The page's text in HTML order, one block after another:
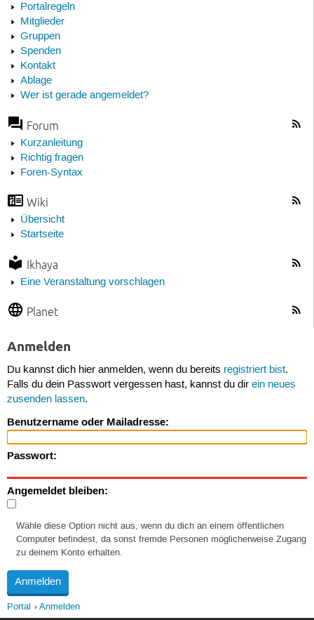
Portalregeln
Mitglieder
Gruppen
Spenden
Kontakt
Ablage
Wer ist gerade angemeldet?
Forum
Kurzanleitung
Richtig fragen
Foren-Syntax
Wiki
Übersicht
Startseite
Ikhaya
Eine Veranstaltung vorschlagen
Planet
Anmelden
Du kannst dich hier anmelden, wenn du bereits registriert bist.
Falls du dein Passwort vergessen hast, kannst du dir ein neues
zusenden lassen.
Benutzername oder Mailadresse:
Passwort:
Angemeldet bleiben:
Wähle diese Option nicht aus, wenn du dich an einem öffentlichen
Computer befindest, da sonst fremde Personen möglicherweise Zugang
zu deinem Konto erhalten.
Portal Anmelden